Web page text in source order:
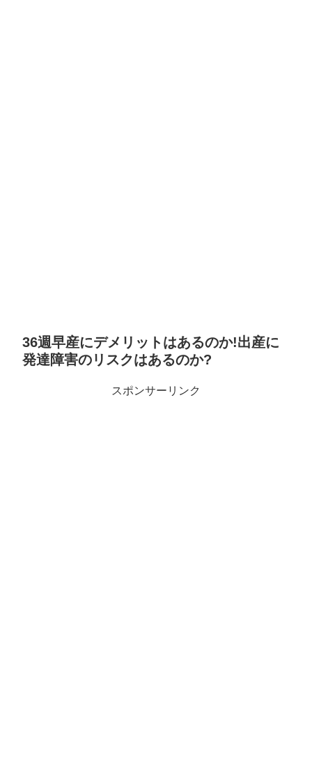
36週早産にデメリットはあるのか!出産に
発達障害のリスクはあるのか?
スポンサーリンク